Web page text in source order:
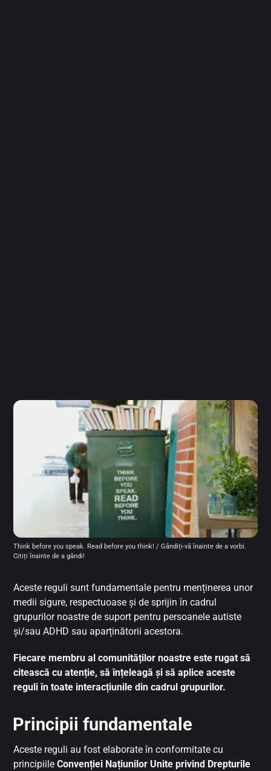
Think before you speak. Read before you think! / Gândiți-vă înainte de a vorbi.
Citiți înainte de a gândi!
Aceste reguli sunt fundamentale pentru menținerea unor
medii sigure, respectuoase și de sprijin în cadrul
grupurilor noastre de suport pentru persoanele autiste
și/sau ADHD sau aparținătorii acestora.
Fiecare membru al comunităților noastre este rugat să
citească cu atenție, să înțeleagă și să aplice aceste
reguli în toate interacțiunile din cadrul grupurilor.
Principii fundamentale
Aceste reguli au fost elaborate în conformitate cu
principiileConvenției Națiunilor Unite privind Drepturile